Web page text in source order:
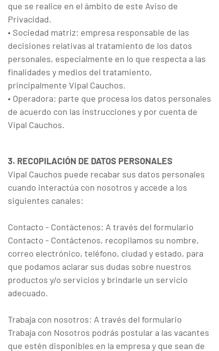
que se realice en el ámbito de este Aviso de
Privacidad.
• Sociedad matriz: empresa responsable de las
decisiones relativas al tratamiento de los datos
personales, especialmente en lo que respecta a las
finalidades y medios del tratamiento,
principalmente Vipal Cauchos.
• Operadora: parte que procesa los datos personales
de acuerdo con las instrucciones y por cuenta de
Vipal Cauchos.
3. RECOPILACIÓN DE DATOS PERSONALES
Vipal Cauchos puede recabar sus datos personales
cuando interactúa con nosotros y accede a los
siguientes canales:
Contacto - Contáctenos: A través del formulario
Contacto - Contáctenos, recopilamos su nombre,
correo electrónico, teléfono, ciudad y estado, para
que podamos aclarar sus dudas sobre nuestros
productos y/o servicios y brindarle un servicio
adecuado.
Trabaja con nosotros: A través del formulario
Trabaja con Nosotros podrás postular a las vacantes
que estén disponibles en la empresa y que sean de